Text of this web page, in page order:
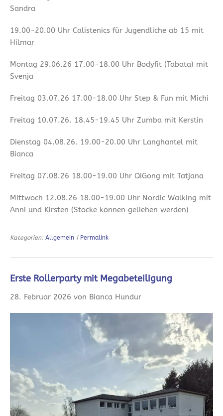
Sandra
19.00-20.00 Uhr Calistenics für Jugendliche ab 15 mit
Hilmar
Montag 29.06.26 17.00-18.00 Uhr Bodyfit (Tabata) mit
Svenja
Freitag 03.07.26 17.00-18.00 Uhr Step & Fun mit Michi
Freitag 10.07.26. 18.45-19.45 Uhr Zumba mit Kerstin
Dienstag 04.08.26. 19.00-20.00 Uhr Langhantel mit
Bianca
Freitag 07.08.26 18.00-19.00 Uhr QiGong mit Tatjana
Mittwoch 12.08.26 18.00-19.00 Uhr Nordic Walking mit
Anni und Kirsten (Stöcke können geliehen werden)
Kategorien: Allgemein | Permalink
Erste Rollerparty mit Megabeteiligung
28. Februar 2026 von Bianca Hundur